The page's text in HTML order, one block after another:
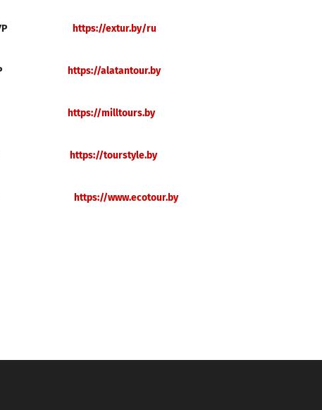
https://extur.by/ru
ТУР https://alatantour.by
https://milltours.by
https://tourstyle.by
6 https://www.ecotour.by